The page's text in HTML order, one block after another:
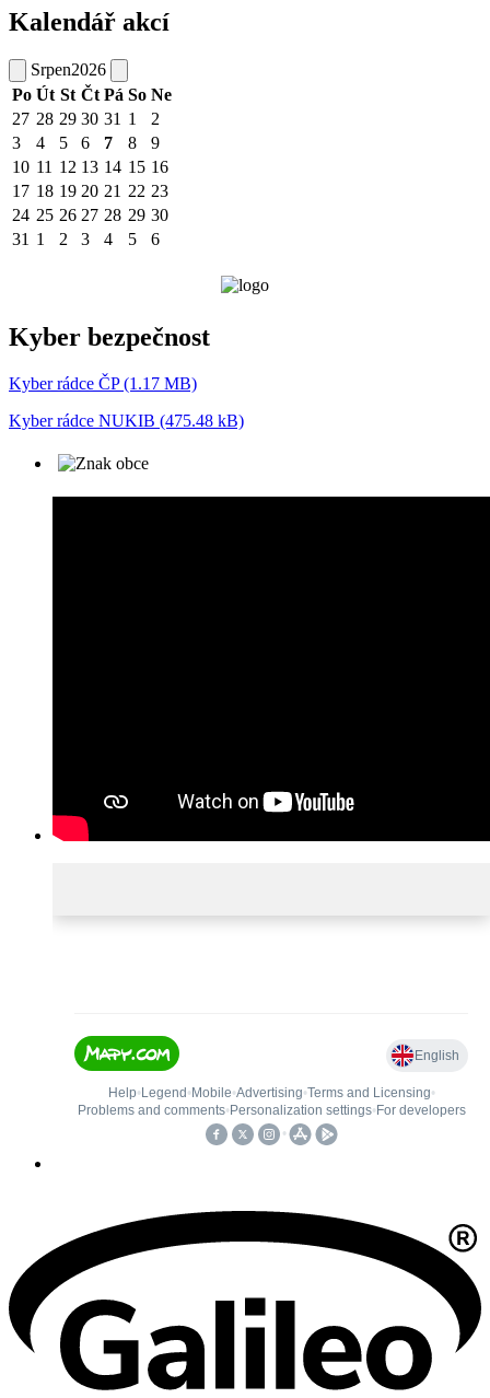
Kalendář akcí
Srpen2026
Po Út St Čt Pá So Ne
27 28 29 30 31 1
2
3
4 5 6 7 8
9
10 11 12 13 14 15 16
17 18 19 20 21 22 23
24 25 26 27 28 29 30
31 1 2 3 4 5 6
Kyber bezpečnost
Kyber rádce ČP (1.17 MB)
Kyber rádce NUKIB (475.48 kB)